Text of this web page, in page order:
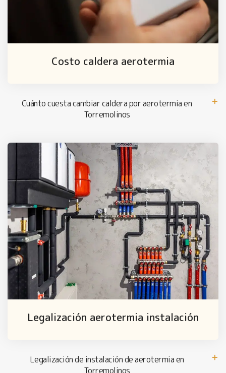
Costo caldera aerotermia
Cuánto cuesta cambiar caldera por aerotermia en
Torremolinos
Legalización aerotermia instalación
Legalización de instalación de aerotermia en
Torremolinos